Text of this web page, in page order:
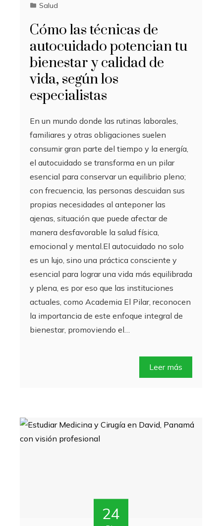
Salud
Cómo las técnicas de
autocuidado potencian tu
bienestar y calidad de
vida, según los
especialistas
En un mundo donde las rutinas laborales,
familiares y otras obligaciones suelen
consumir gran parte del tiempo y la energía,
el autocuidado se transforma en un pilar
esencial para conservar un equilibrio pleno;
con frecuencia, las personas descuidan sus
propias necesidades al anteponer las
ajenas, situación que puede afectar de
manera desfavorable la salud física,
emocional y mental.El autocuidado no solo
es un lujo, sino una práctica consciente y
esencial para lograr una vida más equilibrada
y plena, es por eso que las instituciones
actuales, como Academia El Pilar, reconocen
la importancia de este enfoque integral de
bienestar, promoviendo el…
Leer más
24